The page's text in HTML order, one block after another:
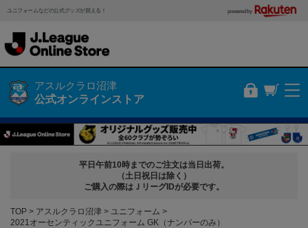
ユニフォームなどの公式グッズが買える！ powered by
アスルクラロ沼津
公式オンラインストア
平日午前10時までのご注文は当日出荷。
（土日祝日は除く）
ご購入の際はＪリーグIDが必要です。
TOP アスルクラロ沼津
ユニフォーム
2021オーセンティックユニフォーム GK（ナンバーのみ）